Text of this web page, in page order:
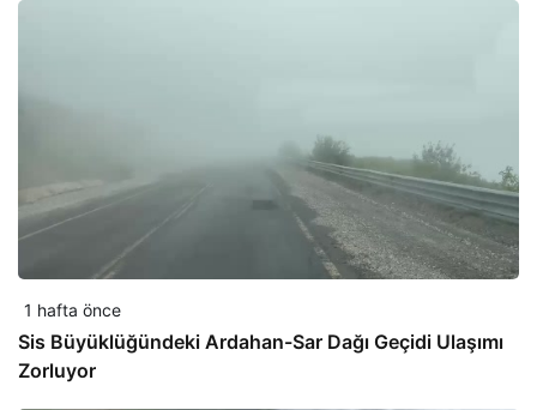
1 hafta önce
Sis Büyüklüğündeki Ardahan-Sar Dağı Geçidi Ulaşımı
Zorluyor